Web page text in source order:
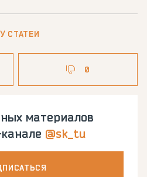
СТАТЕЙ
0
материалов
@sk_tu